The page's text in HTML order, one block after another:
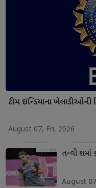
ટીમ ઇન્ડિયાના
August 07, Fri, 2026
તન્વી
August